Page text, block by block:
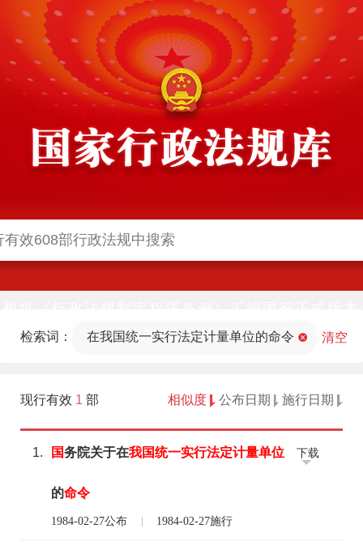
法部官网)同步公布
检索词： 在我国统一实行法定计量单位的命令 清空
现行有效 1 部 相似度 公布日期 施行日期
1. 国务院关于在我国统一实行法定计量单位
的命令
1984-02-27公布 1984-02-27施行
下载